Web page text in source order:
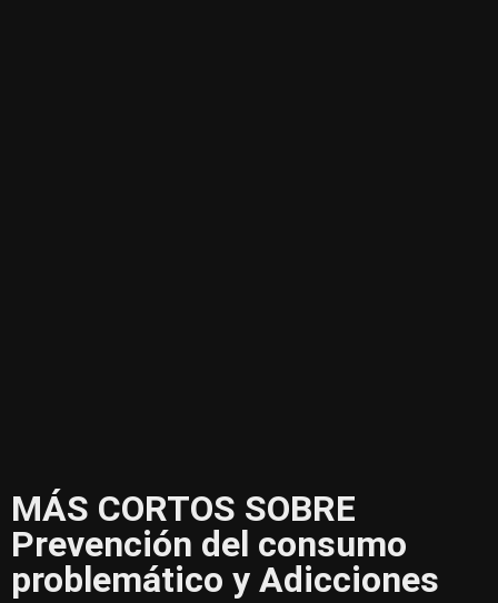
MÁS CORTOS SOBRE
Prevención del consumo
problemático y Adicciones